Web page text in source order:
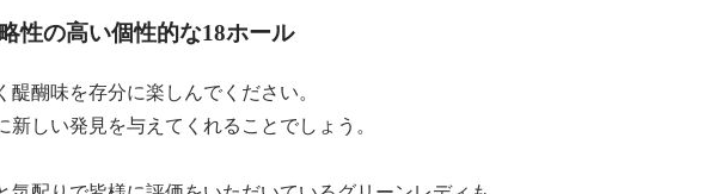
性の高い個性的な18ホール
醐味を存分に楽しんでください。
しい発見を与えてくれることでしょう。